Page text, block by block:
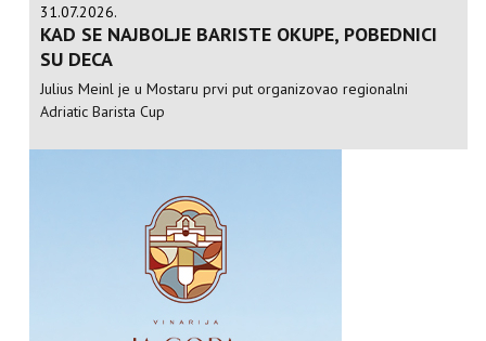
31.07.2026.
KAD SE NAJBOLJE BARISTE OKUPE, POBEDNICI
SU DECA
Julius Meinl je u Mostaru prvi put organizovao regionalni
Adriatic Barista Cup